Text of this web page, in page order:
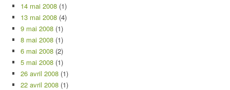
14 mai 2008 (1)
13 mai 2008 (4)
9 mai 2008 (1)
8 mai 2008 (1)
6 mai 2008 (2)
5 mai 2008 (1)
26 avril 2008 (1)
22 avril 2008 (1)